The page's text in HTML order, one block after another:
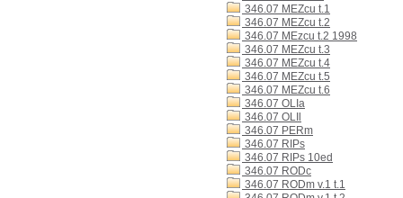
346.07 MEZcu t.1
346.07 MEZcu t.2
346.07 MEzcu t.2 1998
346.07 MEZcu t.3
346.07 MEZcu t.4
346.07 MEZcu t.5
346.07 MEZcu t.6
346.07 OLIa
346.07 OLIl
346.07 PERm
346.07 RIPs
346.07 RIPs 10ed
346.07 RODc
346.07 RODm v.1 t.1